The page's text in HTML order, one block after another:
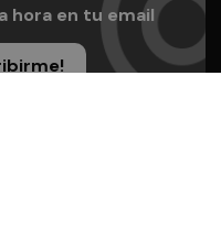
hora en tu email